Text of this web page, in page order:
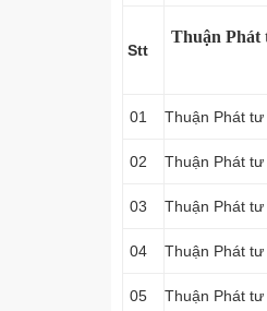
Stt
Thuận Phát
01 Thuận Phát
02 Thuận Phát
03 Thuận Phát
04 Thuận Phát
05 Thuận Phát